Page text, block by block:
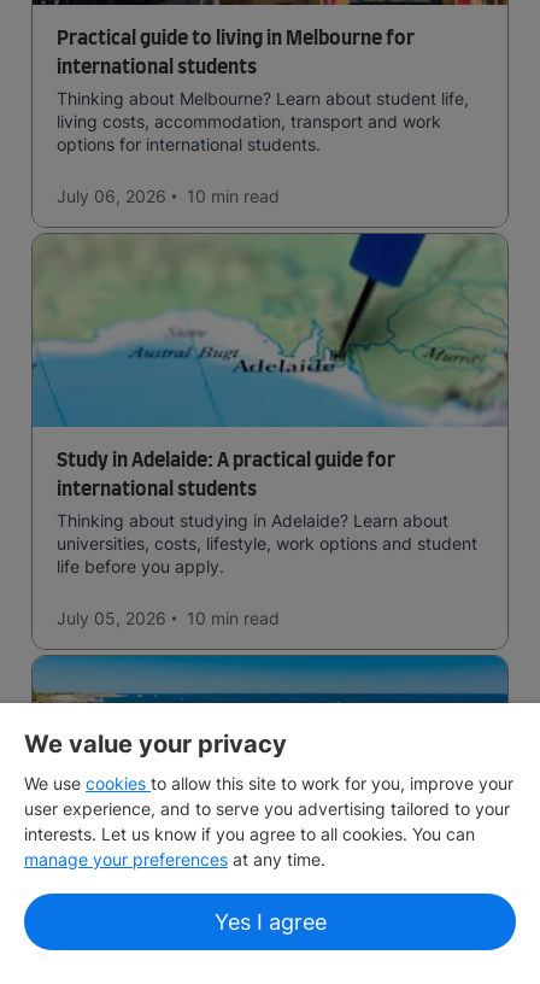
Practical guide to living in Melbourne for
international students
Thinking about Melbourne? Learn about student life,
living costs, accommodation, transport and work
options for international students.
July 06, 2026 10 min read
Study in Adelaide: A practical guide for
international students
Thinking about studying in Adelaide? Learn about
universities, costs, lifestyle, work options and student
life before you apply.
July 05, 2026 10 min read
international students
We value your privacy
We use cookies to allow this site to work for you, improve your
user experience, and to serve you advertising tailored to your
interests. Let us know if you agree to all cookies. You can
manage your preferences at any time.
Yes I agree